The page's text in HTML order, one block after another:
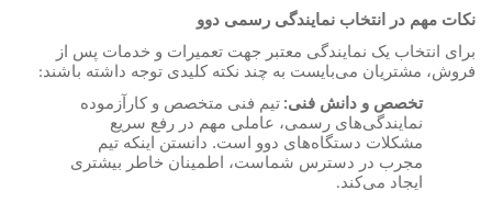
نکات مهم در انتخاب نمایندگی رسمی دوو
برای انتخاب یک نمایندگی معتبر جهت تعمیرات و خدمات پس از
فروش، مشتریان می‌بایست به چند نکته کلیدی توجه داشته باشند:
تخصص و دانش فنی: تیم فنی متخصص و کارآزموده
نمایندگی‌های رسمی، عاملی مهم در رفع سریع
مشکلات دستگاه‌های دوو است. دانستن اینکه تیم
مجرب در دسترس شماست، اطمینان خاطر بیشتری
ایجاد می‌کند.